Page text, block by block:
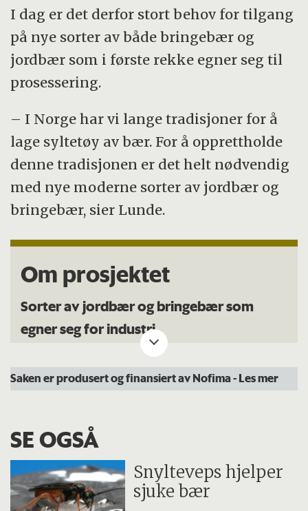
I dag er det derfor stort behov for tilgang
på nye sorter av både bringebær og
jordbær som i første rekke egner seg til
prosessering.
– I Norge har vi lange tradisjoner for å
lage syltetøy av bær. For å opprettholde
denne tradisjonen er det helt nødvendig
med nye moderne sorter av jordbær og
bringebær, sier Lunde.
Om prosjektet
Sorter av jordbær og bringebær som
egner seg for industri
planteforedling (Graminor), forskning
Landbruksrådgivningen (Landbruk
Nordvest, Landbruksrådgivningen Sogn og
Fjordane og Forsøksringen Bær Oppland og
Hedmark), bærprodusenter (Gartnerhallen),
Saken er produsert og finansiert av Nofima- Les mer
SE OGSÅ
Snylteveps hjelper
sjuke bær